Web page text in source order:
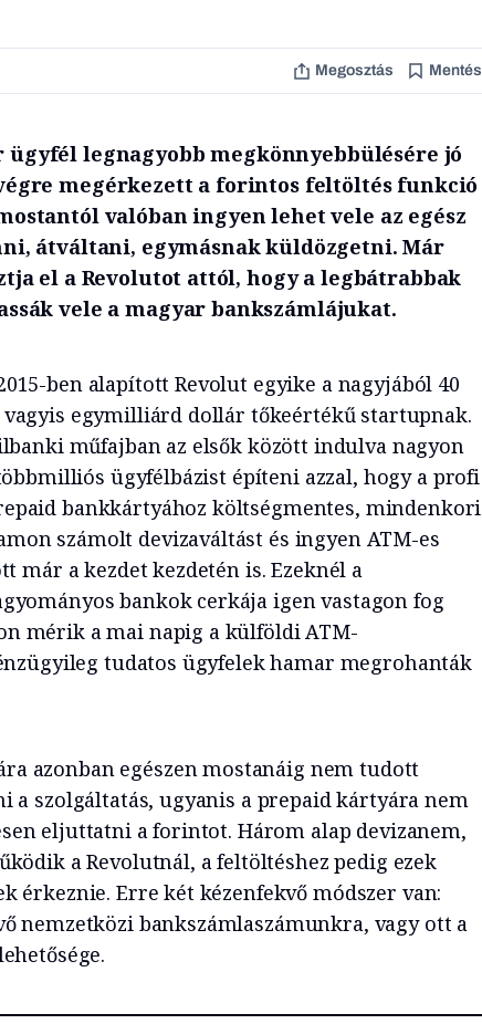
Megosztás Mentés
ügyfél legnagyobb megkönnyebbülésére jó
megérkezett a forintos feltöltés funkció
valóban ingyen lehet vele az egész
átváltani, egymásnak küldözgetni. Már
el a Revolutot attól, hogy a legbátrabbak
vele a magyar bankszámlájukat.
ben alapított Revolut egyike a nagyjából 40
egymilliárd dollár tőkeértékű startupnak.
műfajban az elsők között indulva nagyon
ügyfélbázist építeni azzal, hogy a profi
bankkártyához költségmentes, mindenkori
számolt devizaváltást és ingyen ATM-es
már a kezdet kezdetén is. Ezeknél a
bankok cerkája igen vastagon fog
mérik a mai napig a külföldi ATM-
tudatos ügyfelek hamar megrohanták
azonban egészen mostanáig nem tudott
a szolgáltatás, ugyanis a prepaid kártyára nem
eljuttatni a forintot. Három alap devizanem,
a Revolutnál, a feltöltéshez pedig ezek
érkeznie. Erre két kézenfekvő módszer van:
nemzetközi bankszámlaszámunkra, vagy ott a